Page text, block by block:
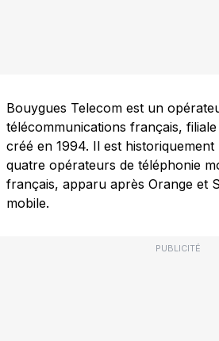
Bouygues Telecom est un
télécommunications français,
créé en 1994. Il est historiquement
quatre opérateurs de téléphonie
français, apparu après Orange et
mobile.
PUBLICITÉ